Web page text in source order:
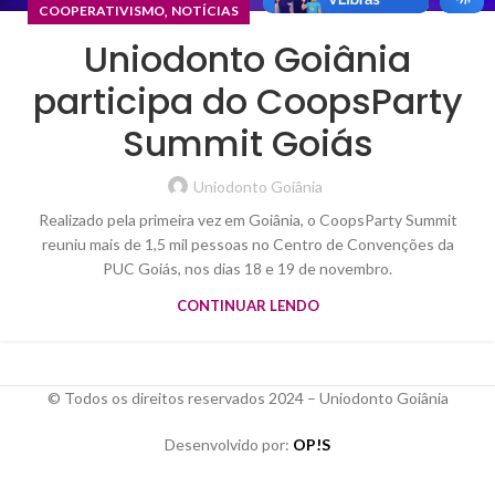
COOPERATIVISMO, NOTÍCIAS
Uniodonto Goiânia
participa do CoopsParty
Summit Goiás
Uniodonto Goiânia
Realizado pela primeira vez em Goiânia, o CoopsParty Summit
reuniu mais de 1,5 mil pessoas no Centro de Convenções da
PUC Goiás, nos dias 18 e 19 de novembro.
CONTINUAR LENDO
© Todos os direitos reservados 2024 – Uniodonto Goiânia
Desenvolvido por: OP!S